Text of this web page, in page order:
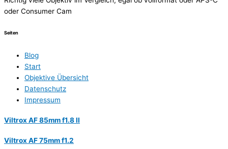
oder Consumer Cam
Seiten
Blog
Start
Objektive Übersicht
Datenschutz
Impressum
Viltrox AF 85mm f1.8 II
Viltrox AF 75mm f1.2